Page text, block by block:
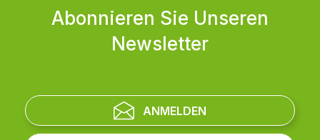
Abonnieren Sie Unseren
Newsletter
ANMELDEN